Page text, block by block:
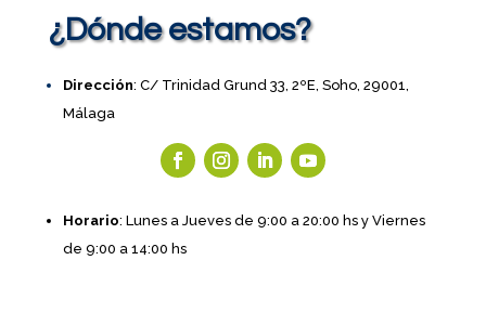
¿Dónde estamos?
Dirección: C/ Trinidad Grund 33, 2ºE, Soho, 29001,
Málaga
Horario: Lunes a Jueves de 9:00 a 20:00 hs y Viernes
de 9:00 a 14:00 hs